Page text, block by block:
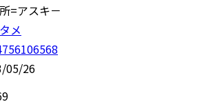
=アスキ－
メ
05/26